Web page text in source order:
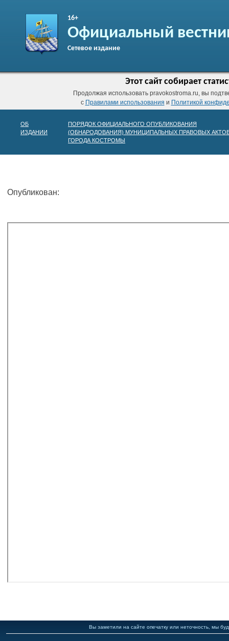
16+
Официальный
Сетевое издание
Этот сайт собирает
Продолжая использовать pravokostroma.ru, вы
с Правилами использования и Политикой
ОБ
ИЗДАНИИ
ПОРЯДОК ОФИЦИАЛЬНОГО ОПУБЛИКОВАНИЯ
(ОБНАРОДОВАНИЯ) МУНИЦИПАЛЬНЫХ ПРАВОВЫХ
ГОРОДА КОСТРОМЫ
Опубликован:
Вы заметили на сайте опечатку или неточность, мы